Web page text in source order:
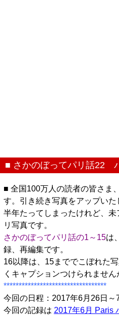
■ さかのぼってパリ話22
■ 全国100万人の読者の皆さま
す。引き続き写真をアップいた
半年たってしまったけれど、
リ写真です。
さかのぼってパリ話の1～15は
録、再編集です。
16以降は、15まででこぼれた
くキャプションつけられません
**********************************
今回の日程：2017年6月26日～
今回の記録は 2017年6月 Paris